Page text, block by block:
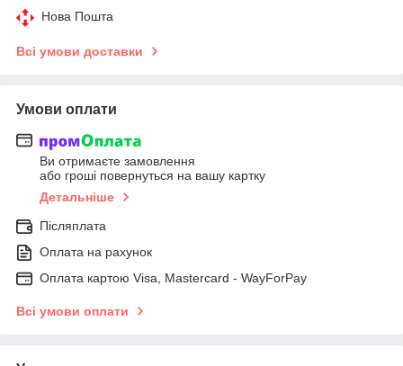
Нова Пошта
Всі умови доставки
Умови оплати
Ви отримаєте замовлення
або гроші повернуться на вашу картку
Детальніше
Післяплата
Оплата на рахунок
Оплата картою Visa, Mastercard - WayForPay
Всі умови оплати